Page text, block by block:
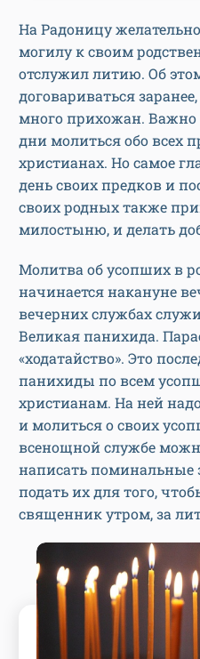
На Радоницу
могилу к своим
отслужил литию. Об
договариваться
много прихожан. Важно
дни молиться обо всех
христианах. Но самое
день своих предков и
своих родных также
милостыню, и делать
Молитва об усопших в
начинается накануне
вечерних службах
Великая панихида.
«ходатайство». Это
панихиды по всем
христианам. На ней
и молиться о своих
всенощной службе
написать поминальные
подать их для того,
священник утром, за